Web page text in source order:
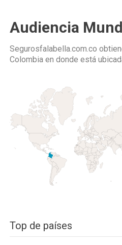
Audiencia
Segurosfalabella.com.co
Colombia en donde está
Top de países